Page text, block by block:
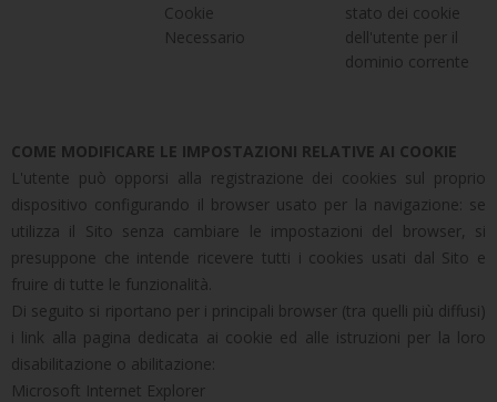
Cookie
Necessario
stato dei cookie
dell'utente per il
dominio corrente
COME MODIFICARE LE IMPOSTAZIONI RELATIVE AI COOKIE
L'utente può opporsi alla registrazione dei cookies sul proprio
dispositivo configurando il browser usato per la navigazione: se
utilizza il Sito senza cambiare le impostazioni del browser, si
presuppone che intende ricevere tutti i cookies usati dal Sito e
fruire di tutte le funzionalità.
Di seguito si riportano per i principali browser (tra quelli più diffusi)
i link alla pagina dedicata ai cookie ed alle istruzioni per la loro
disabilitazione o abilitazione:
Microsoft Internet Explorer